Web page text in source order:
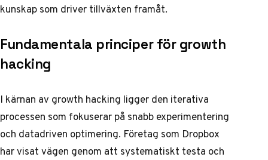
kunskap som driver tillväxten framåt.
Fundamentala principer för growth
hacking
I kärnan av growth hacking ligger den iterativa
processen som fokuserar på snabb experimentering
och datadriven optimering. Företag som Dropbox
har visat vägen genom att systematiskt testa och